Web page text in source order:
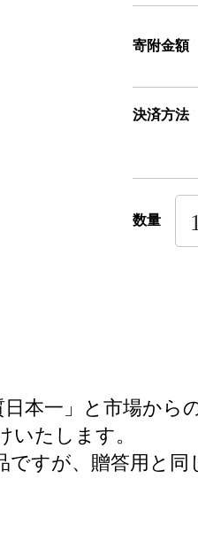
寄附金額
決済方法
数量
本一」と市場か
いたします。
すが、贈答用と